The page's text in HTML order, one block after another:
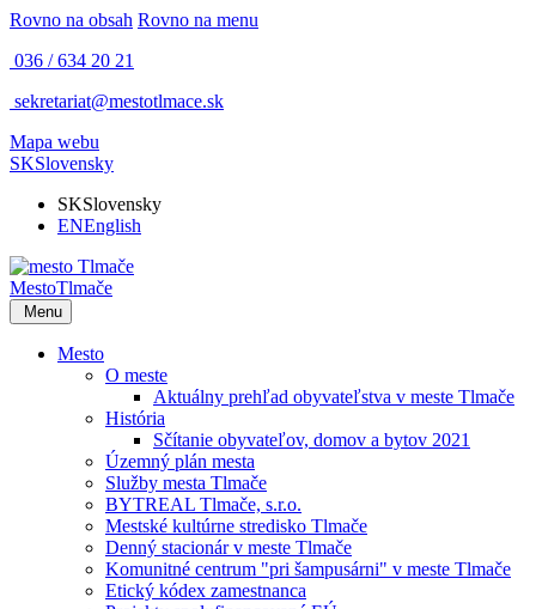
Rovno na obsah Rovno na menu
036 / 634 20 21
sekretariat@mestotlmace.sk
Mapa webu
SKSlovensky
SKSlovensky
ENEnglish
MestoTlmače
Menu
Mesto
O meste
Aktuálny prehľad obyvateľstva v meste Tlmače
História
Sčítanie obyvateľov, domov a bytov 2021
Územný plán mesta
Služby mesta Tlmače
BYTREAL Tlmače, s.r.o.
Mestské kultúrne stredisko Tlmače
Denný stacionár v meste Tlmače
Komunitné centrum "pri šampusárni" v meste Tlmače
Etický kódex zamestnanca